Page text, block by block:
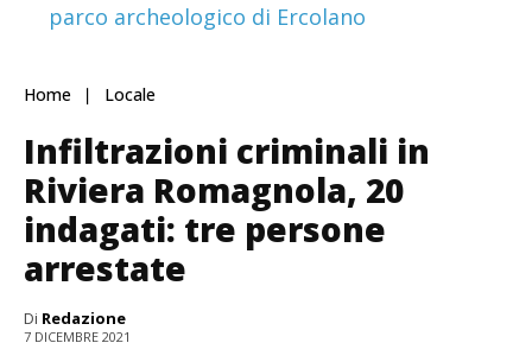
parco archeologico di Ercolano
Home Locale
Infiltrazioni criminali in
Riviera Romagnola, 20
indagati: tre persone
arrestate
Di Redazione
7 DICEMBRE 2021